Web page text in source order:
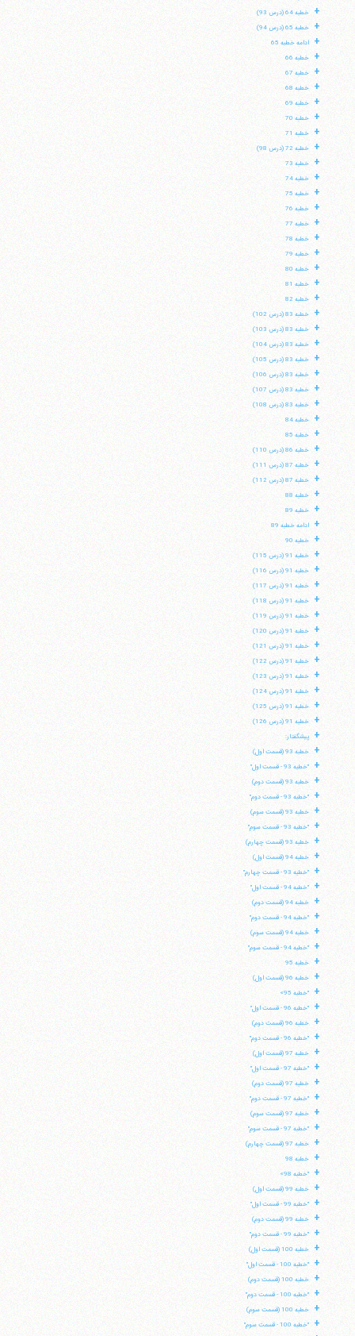
+ خطبه 64 (درس 93)
+ خطبه 65 (درس 94)
+ ادامه خطبه 65
+ خطبه 66
+ خطبه 67
+ خطبه 68
+ خطبه 69
+ خطبه 70
+ خطبه 71
+ خطبه 72 (درس 98)
+ خطبه 73
+ خطبه 74
+ خطبه 75
+ خطبه 76
+ خطبه 77
+ خطبه 78
+ خطبه 79
+ خطبه 80
+ خطبه 81
+ خطبه 82
+ خطبه 83 (درس 102)
+ خطبه 83 (درس 103)
+ خطبه 83 (درس 104)
+ خطبه 83 (درس 105)
+ خطبه 83 (درس 106)
+ خطبه 83 (درس 107)
+ خطبه 83 (درس 108)
+ خطبه 84
+ خطبه 85
+ خطبه 86 (درس 110)
+ خطبه 87 (درس 111)
+ خطبه 87 (درس 112)
+ خطبه 88
+ خطبه 89
+ ادامه خطبه 89
+ خطبه 90
+ خطبه 91 (درس 115)
+ خطبه 91 (درس 116)
+ خطبه 91 (درس 117)
+ خطبه 91 (درس 118)
+ خطبه 91 (درس 119)
+ خطبه 91 (درس 120)
+ خطبه 91 (درس 121)
+ خطبه 91 (درس 122)
+ خطبه 91 (درس 123)
+ خطبه 91 (درس 124)
+ خطبه 91 (درس 125)
+ خطبه 91 (درس 126)
+ پیشگفتار:
+ خطبه 93 (قسمت اول)
+ "خطبه 93 - قسمت اول"
+ خطبه 93 (قسمت دوم)
+ "خطبه 93 - قسمت دوم"
+ خطبه 93 (قسمت سوم)
+ "خطبه 93 - قسمت سوم"
+ خطبه 93 (قسمت چهارم)
+ خطبه 94 (قسمت اول)
+ "خطبه 93 - قسمت چهارم"
+ "خطبه 94 - قسمت اول"
+ خطبه 94 (قسمت دوم)
+ "خطبه 94 - قسمت دوم"
+ خطبه 94 (قسمت سوم)
+ "خطبه 94 - قسمت سوم"
+ خطبه 95
+ خطبه 96 (قسمت اول)
+ "خطبه 95»
+ "خطبه 96 - قسمت اول"
+ خطبه 96 (قسمت دوم)
+ "خطبه 96 - قسمت دوم"
+ خطبه 97 (قسمت اول)
+ "خطبه 97 - قسمت اول"
+ خطبه 97 (قسمت دوم)
+ "خطبه 97 - قسمت دوم"
+ خطبه 97 (قسمت سوم)
+ "خطبه 97 - قسمت سوم"
+ خطبه 97 (قسمت چهارم)
+ خطبه 98
+ "خطبه 98»
+ خطبه 99 (قسمت اول)
+ "خطبه 99 - قسمت اول"
+ خطبه 99 (قسمت دوم)
+ "خطبه 99 - قسمت دوم"
+ خطبه 100 (قسمت اول)
+ "خطبه 100 - قسمت اول"
+ خطبه 100 (قسمت دوم)
+ "خطبه 100 - قسمت دوم"
+ خطبه 100 (قسمت سوم)
+ "خطبه 100 - قسمت سوم"
ایران